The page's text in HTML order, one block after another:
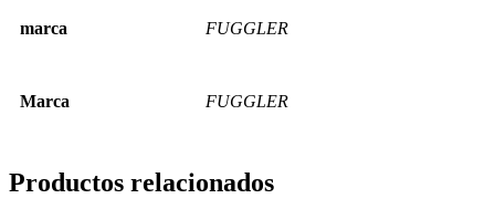
marca FUGGLER
Marca FUGGLER
Productos relacionados